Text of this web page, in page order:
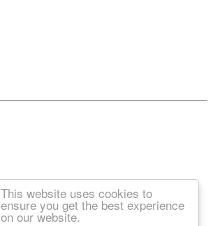
This website uses cookies to
ensure you get the best experience
on our website.